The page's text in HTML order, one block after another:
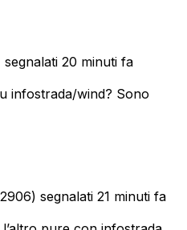
segnalati 20 minuti fa
infostrada/wind? Sono
segnalati 21 minuti fa